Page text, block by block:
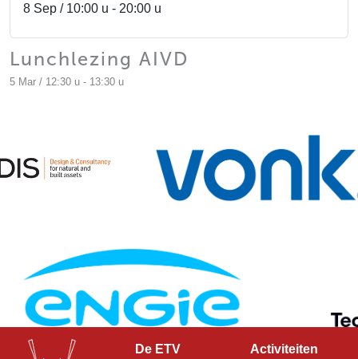
8 Sep / 10:00 u - 20:00 u
Lunchlezing AIVD
5 Mar / 12:30 u - 13:30 u
De ETV Activiteiten